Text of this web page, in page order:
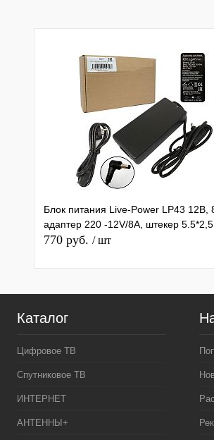
Блок питания Live-Power LP43 12В,
адаптер 220 -12V/8A, штекер
770 руб. / шт
Каталог
Цифровое ТВ
Спутниковое ТВ
ИНТЕРНЕТ
АНТЕННЫ+